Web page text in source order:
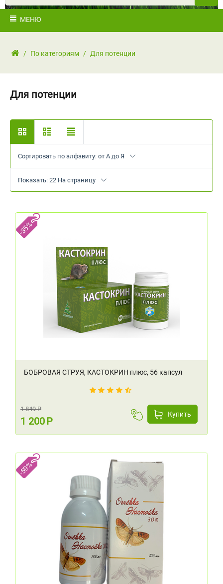
МЕНЮ
/ По категориям / Для потенции
Для потенции
Сортировать по алфавиту: от А до Я
Показать: 22 На страницу
-35%
БОБРОВАЯ СТРУЯ, КАСТОКРИН плюс, 56 капсул
1 849 Р
1 200 Р
Купить
-59%